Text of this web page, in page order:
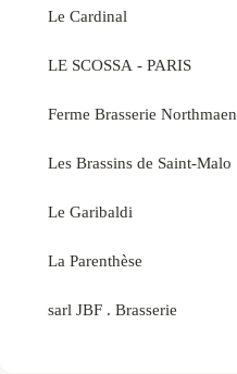
Le Cardinal
LE SCOSSA - PARIS
Ferme Brasserie Northmaen
Les Brassins de Saint-Malo
Le Garibaldi
La Parenthèse
sarl JBF . Brasserie